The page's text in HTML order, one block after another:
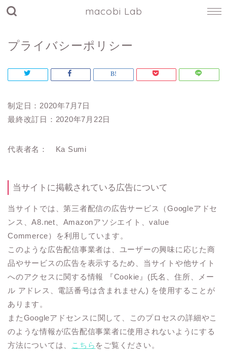
macobi Lab
プライバシーポリシー
制定日：2020年7月7日
最終改訂日：2020年7月22日
代表者名： Ka Sumi
当サイトに掲載されている広告について
当サイトでは、第三者配信の広告サービス（Googleアドセ
ンス、A8.net、Amazonアソシエイト、value
Commerce）を利用しています。
このような広告配信事業者は、ユーザーの興味に応じた商
品やサービスの広告を表示するため、当サイトや他サイト
へのアクセスに関する情報 『Cookie』(氏名、住所、メー
ル アドレス、電話番号は含まれません) を使用することが
あります。
またGoogleアドセンスに関して、このプロセスの詳細やこ
のような情報が広告配信事業者に使用されないようにする
方法については、
こちら をご覧ください。